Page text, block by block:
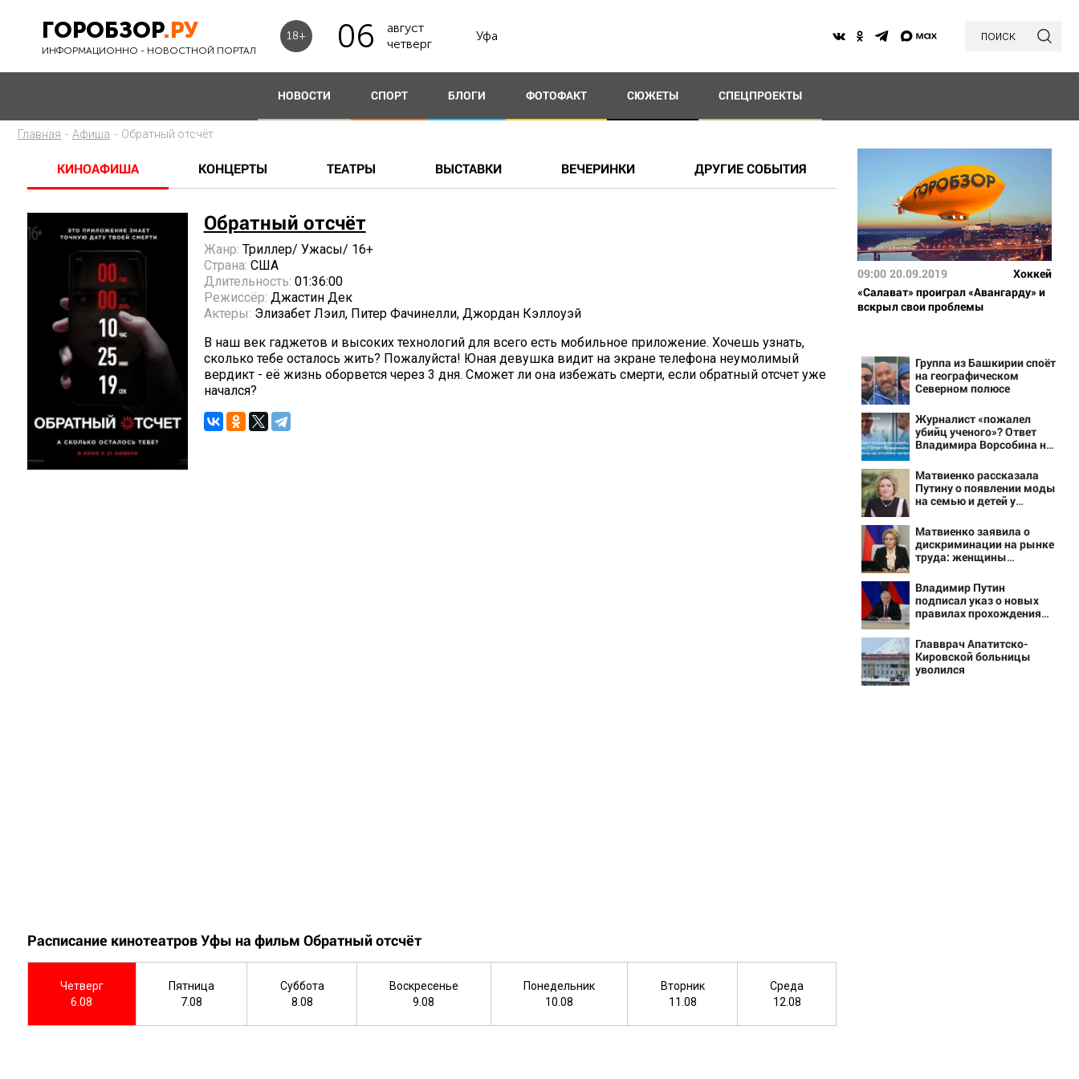
ГОРОБЗОР.РУ
ИНФОРМАЦИОННО - НОВОСТНОЙ ПОРТАЛ
18+ 06
август
четверг
Уфа поиск
НОВОСТИ СПОРТ БЛОГИ ФОТОФАКТ СЮЖЕТЫ СПЕЦПРОЕКТЫ
Главная - Афиша - Обратный отсчёт
КИНОАФИША КОНЦЕРТЫ ТЕАТРЫ ВЫСТАВКИ ВЕЧЕРИНКИ ДРУГИЕ СОБЫТИЯ
Обратный отсчёт
Жанр: Триллер/ Ужасы/ 16+
Страна: США
Длительность: 01:36:00
Режиссёр: Джастин Дек
Актеры: Элизабет Лэил, Питер Фачинелли, Джордан Кэллоуэй
В наш век гаджетов и высоких технологий для всего есть мобильное приложение. Хочешь узнать,
сколько тебе осталось жить? Пожалуйста! Юная девушка видит на экране телефона неумолимый
вердикт - её жизнь оборвется через 3 дня. Сможет ли она избежать смерти, если обратный отсчет уже
начался?
Расписание кинотеатров Уфы на фильм Обратный отсчёт
Четверг
6.08
Пятница
7.08
Суббота
8.08
Воскресенье
9.08
Понедельник
10.08
Вторник
11.08
Среда
12.08
09:00 20.09.2019
Хоккей
«Салават» проиграл «Авангарду» и
вскрыл свои проблемы
Группа из Башкирии споёт
на географическом
Северном полюсе
Журналист «пожалел
убийц ученого»? Ответ
Владимира Ворсобина на
Матвиенко рассказала
Путину о появлении моды
на семью и детей у
Матвиенко заявила о
дискриминации на рынке
труда: женщины
мужчин
Владимир Путин
подписал указ о новых
правилах прохождения
Главврач Апатитско-
Кировской больницы
уволился